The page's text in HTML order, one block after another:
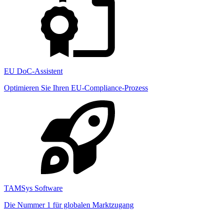
EU DoC-Assistent
Optimieren Sie Ihren EU-Compliance-Prozess
TAMSys Software
Die Nummer 1 für globalen Marktzugang